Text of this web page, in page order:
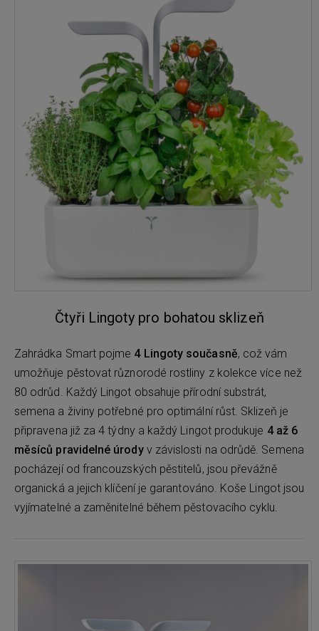
Čtyři Lingoty pro bohatou sklizeň
Zahrádka Smart pojme 4 Lingoty současně, což vám
umožňuje pěstovat různorodé rostliny z kolekce více než
80 odrůd. Každý Lingot obsahuje přírodní substrát,
semena a živiny potřebné pro optimální růst. Sklizeň je
připravena již za 4 týdny a každý Lingot produkuje 4 až 6
měsíců pravidelné úrodyv závislosti na odrůdě. Semena
pocházejí od francouzských pěstitelů, jsou převážně
organická a jejich klíčení je garantováno. Koše Lingot jsou
vyjímatelné a zaměnitelné během pěstovacího cyklu.